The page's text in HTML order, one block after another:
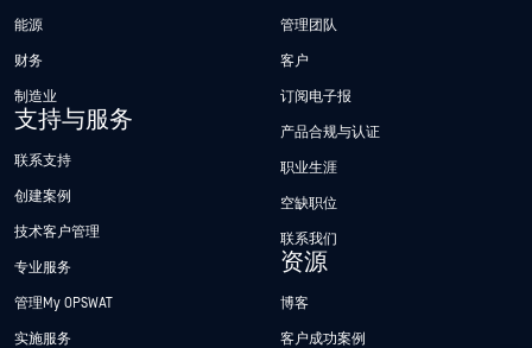
能源
财务
制造业
支持与服务
联系支持
创建案例
技术客户管理
专业服务
管理My OPSWAT
实施服务
管理团队
客户
订阅电子报
产品合规与认证
职业生涯
空缺职位
联系我们
资源
博客
客户成功案例